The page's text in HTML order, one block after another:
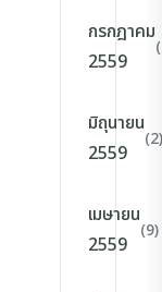
กรกฎาคม
2559
มิถุนายน
2559
(2)
เมษายน
2559
(9)